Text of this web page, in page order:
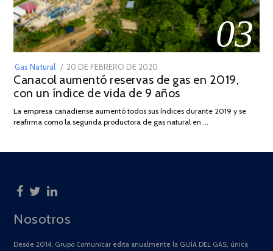
03
Gas Natural
POSTED
ON
20 DE FEBRERO DE 2020
DE
JULIO
2025
Canacol aumentó reservas de gas en 2019,
con un índice de vida de 9 años
La empresa canadiense aumentó todos sus índices durante 2019 y se
reafirma como la segunda productora de gas natural en …
Nosotros
Desde 2014, Grupo Comunicar edita anualmente la GUÍA DEL GAS, única